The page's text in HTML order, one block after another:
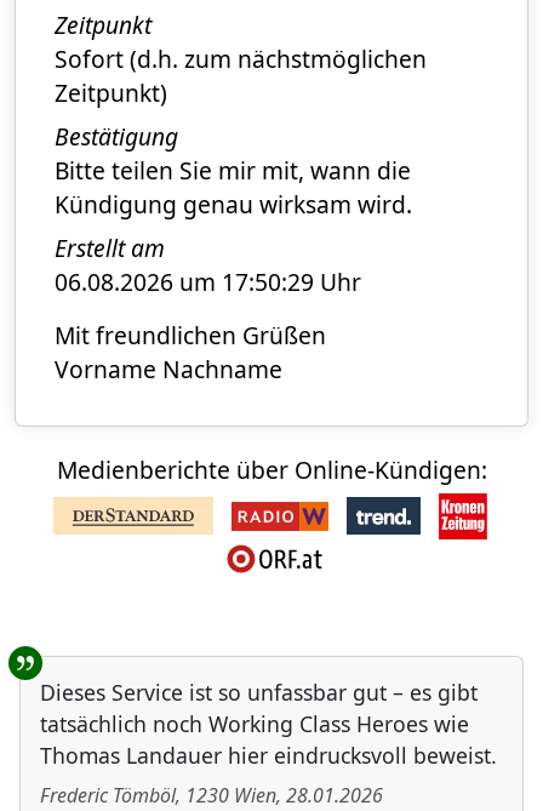
Zeitpunkt
Sofort (d.h. zum nächstmöglichen
Zeitpunkt)
Bestätigung
Bitte teilen Sie mir mit, wann die
Kündigung genau wirksam wird.
Erstellt am
06.08.2026 um 17:50:29 Uhr
Mit freundlichen Grüßen
Vorname Nachname
Medienberichte über Online-Kündigen:
Benutzer-Rückmeldungen
Dieses Service ist so unfassbar gut – es gibt
tatsächlich noch Working Class Heroes wie
Thomas Landauer hier eindrucksvoll beweist.
Frederic Tömböl, 1230 Wien, 28.01.2026